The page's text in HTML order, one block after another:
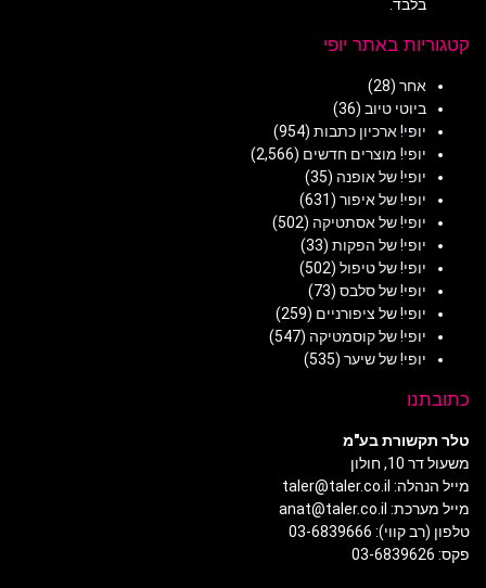
בלבד.
קטגוריות באתר יופי
אחר (28)
ביוטי טיוב (36)
יופי! ארכיון כתבות (954)
יופי! מוצרים חדשים (2,566)
יופי! של אופנה (35)
יופי! של איפור (631)
יופי! של אסתטיקה (502)
יופי! של הפקות (33)
יופי! של טיפול (502)
יופי! של סלבס (73)
יופי! של ציפורניים (259)
יופי! של קוסמטיקה (547)
יופי! של שיער (535)
כתובתנו
טלר תקשורת בע"מ
משעול דר 10, חולון
מייל הנהלה: taler@taler.co.il
מייל מערכת: anat@taler.co.il
טלפון (רב קווי): 03-6839666
פקס: 03-6839626